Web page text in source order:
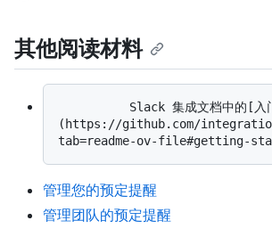
其他阅读材料
(https://github.com/
管理您的预定提醒
管理团队的预定提醒